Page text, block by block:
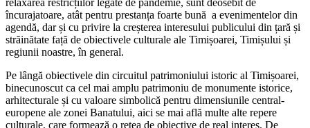
încurajatoare, atât pentru prestanța foarte bună a evenimentelor din
agendă, dar și cu privire la creșterea interesului publicului din țară și
străinătate față de obiectivele culturale ale Timișoarei, Timișului și
regiunii noastre, în general.
Pe lângă obiectivele din circuitul patrimoniului istoric al Timișoarei,
binecunoscut ca cel mai amplu patrimoniu de monumente istorice,
arhitecturale și cu valoare simbolică pentru dimensiunile central-
europene ale zonei Banatului, aici se mai află multe alte repere
culturale, care formează o rețea de obiective de real interes. De